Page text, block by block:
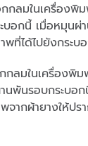
กลมในเครื่องพิ
บอกนี้ เมื่อหมุนผ่
ที่ได้ไปยังกระบ
กลมในเครื่องพิ
นพันรอบกระบอ
จากผ้ายางให้ป